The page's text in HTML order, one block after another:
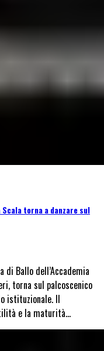
Scala torna a danzare sul
Ballo dell’Accademia
torna sul palcoscenico
istituzionale. Il
e la maturità…